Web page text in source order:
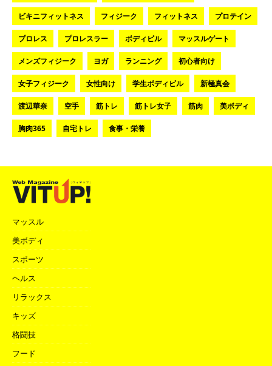
ビキニフィットネス フィジーク フィットネス プロテイン
プロレス プロレスラー ボディビル マッスルゲート
メンズフィジーク ヨガ ランニング 初心者向け
女子フィジーク 女性向け 学生ボディビル 新極真会
渡辺華奈 空手 筋トレ 筋トレ女子 筋肉 美ボディ
胸肉365 自宅トレ 食事・栄養
マッスル
美ボディ
スポーツ
ヘルス
リラックス
キッズ
格闘技
フード